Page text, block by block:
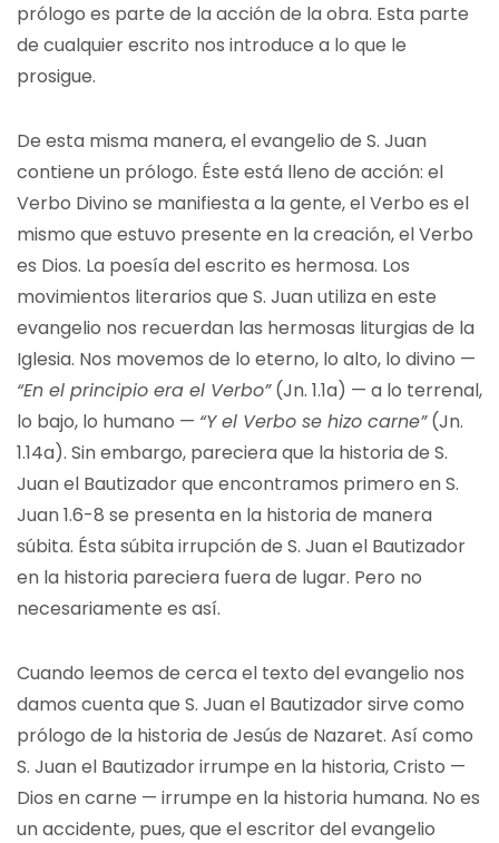
prólogo es parte de la acción de la obra. Esta parte
de cualquier escrito nos introduce a lo que le
prosigue.
De esta misma manera, el evangelio de S. Juan
contiene un prólogo. Éste está lleno de acción: el
Verbo Divino se manifiesta a la gente, el Verbo es el
mismo que estuvo presente en la creación, el Verbo
es Dios. La poesía del escrito es hermosa. Los
movimientos literarios que S. Juan utiliza en este
evangelio nos recuerdan las hermosas liturgias de la
Iglesia. Nos movemos de lo eterno, lo alto, lo divino —
“En el principio era el Verbo”(Jn. 1.1a) — a lo terrenal,
lo bajo, lo humano — “Y el Verbo se hizo carne”(Jn.
1.14a). Sin embargo, pareciera que la historia de S.
Juan el Bautizador que encontramos primero en S.
Juan 1.6-8 se presenta en la historia de manera
súbita. Ésta súbita irrupción de S. Juan el Bautizador
en la historia pareciera fuera de lugar. Pero no
necesariamente es así.
Cuando leemos de cerca el texto del evangelio nos
damos cuenta que S. Juan el Bautizador sirve como
prólogo de la historia de Jesús de Nazaret. Así como
S. Juan el Bautizador irrumpe en la historia, Cristo —
Dios en carne — irrumpe en la historia humana. No es
un accidente, pues, que el escritor del evangelio